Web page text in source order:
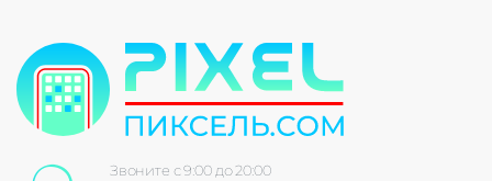
Звоните с 9:00 до 20:00